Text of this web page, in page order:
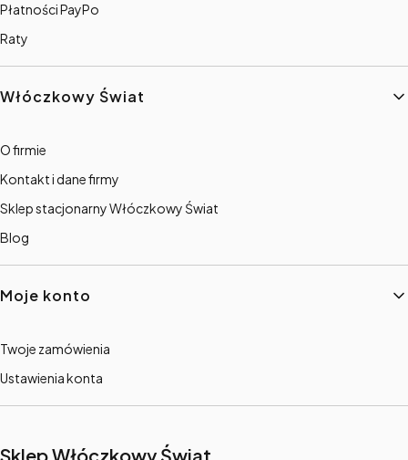
Płatności PayPo
Raty
Włóczkowy Świat
O firmie
Kontakt i dane firmy
Sklep stacjonarny Włóczkowy Świat
Blog
Moje konto
Twoje zamówienia
Ustawienia konta
Sklep Włóczkowy Świat